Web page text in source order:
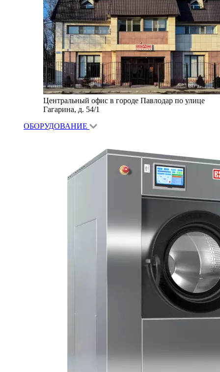
Центральный офис в городе Павлодар по улице
Гагарина, д. 54/1
ОБОРУДОВАНИЕ